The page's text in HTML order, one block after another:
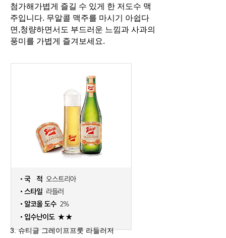
첨가해 가볍게 즐길 수 있게 한 저도수 맥
주입니다. 무알콜 맥주를 마시기 아쉽다
면,청량하면서도 부드러운 느낌과 사과의
풍미를 가볍게 즐겨보세요.
3. 슈티글 그레이프프룻 라들러저